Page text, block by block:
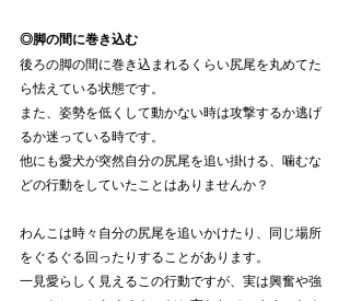
◎脚の間に巻き込む
後ろの脚の間に巻き込まれるくらい尻尾を丸めてた
ら怯えている状態です。
また、姿勢を低くして動かない時は攻撃するか逃げ
るか迷っている時です。
他にも愛犬が突然自分の尻尾を追い掛ける、噛むな
どの行動をしていたことはありませんか？
わんこは時々自分の尻尾を追いかけたり、同じ場所
をぐるぐる回ったりすることがあります。
一見愛らしく見えるこの行動ですが、実は興奮や強